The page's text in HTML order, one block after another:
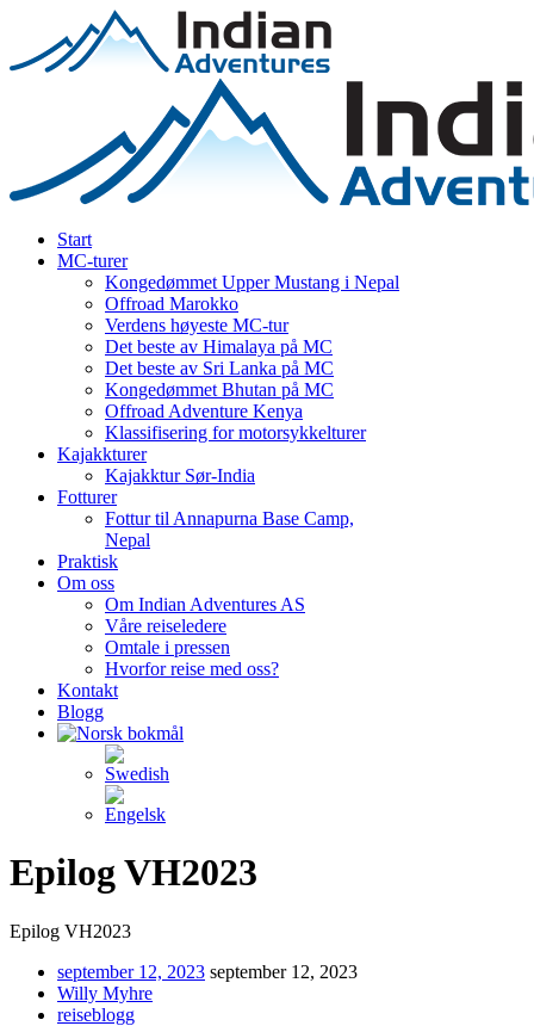
Start
MC-turer
Kongedømmet Upper Mustang i Nepal
Offroad Marokko
Verdens høyeste MC-tur
Det beste av Himalaya på MC
Det beste av Sri Lanka på MC
Kongedømmet Bhutan på MC
Offroad Adventure Kenya
Klassifisering for motorsykkelturer
Kajakkturer
Kajakktur Sør-India
Fotturer
Fottur til Annapurna Base Camp,
Nepal
Praktisk
Om oss
Om Indian Adventures AS
Våre reiseledere
Omtale i pressen
Hvorfor reise med oss?
Kontakt
Blogg
Epilog VH2023
Epilog VH2023
september 12, 2023 september 12, 2023
Willy Myhre
reiseblogg